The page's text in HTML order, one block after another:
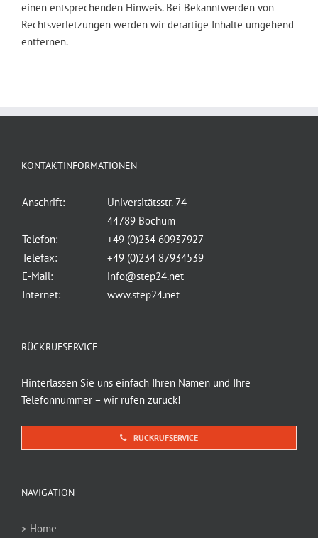
einen entsprechenden Hinweis. Bei Bekanntwerden von
Rechtsverletzungen werden wir derartige Inhalte umgehend
entfernen.
KONTAKTINFORMATIONEN
Anschrift:
Universitätsstr. 74
44789 Bochum
Telefon:
+49 (0)234 60937927
Telefax:
+49 (0)234 87934539
E-Mail:
info@step24.net
Internet:
www.step24.net
RÜCKRUFSERVICE
Hinterlassen Sie uns einfach Ihren Namen und Ihre
Telefonnummer – wir rufen zurück!
RÜCKRUFSERVICE
NAVIGATION
> Home